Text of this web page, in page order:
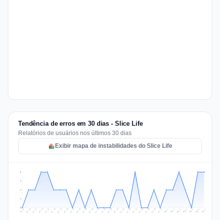
Tendência de erros em 30 dias - Slice Life
Relatórios de usuários nos últimos 30 dias
Exibir mapa de instabilidades do Slice Life
1
1
2
2
Jul 9 Jul 10 Jul 11 Jul 12 Jul 13 Jul 14 Jul 15 Jul 16 Jul 17 Jul 18 Jul 19 Jul 20 Jul 21 Jul 22 Jul 23 Jul 24 Jul 25 Jul 26 Jul 27 Jul 28 Jul 29 Jul 30 Jul 31 Aug 1 Aug 2 Aug 3 Aug 4 Aug 5 Aug 6 Aug 7